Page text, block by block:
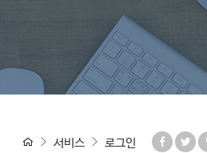
서비스 로그인